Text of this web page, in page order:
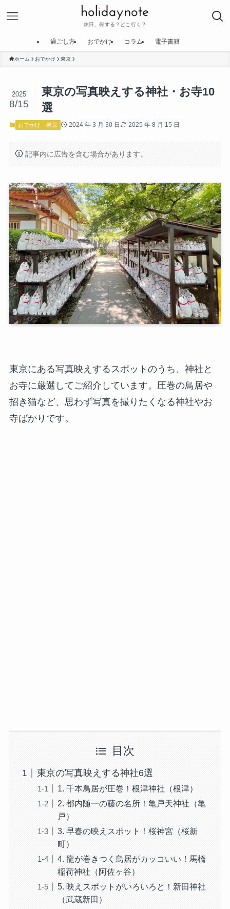
休日、何する？どこ行く？
過ごし方 おでかけ コラム 電子書籍
ホーム おでかけ 東京
東京の写真映えする神社・お寺10
選
2025
8/15
おでかけ 東京 2024 年 3 月 30 日 2025 年 8 月 15 日
記事内に広告を含む場合があります。
東京にある写真映えするスポットのうち、神社と
お寺に厳選してご紹介しています。圧巻の鳥居や
招き猫など、思わず写真を撮りたくなる神社やお
寺ばかりです。
目次
東京の写真映えする神社6選
1. 千本鳥居が圧巻！根津神社（根津）
2. 都内随一の藤の名所！亀戸天神社（亀
戸）
3. 早春の映えスポット！桜神宮（桜新
町）
4. 龍が巻きつく鳥居がカッコいい！馬橋
稲荷神社（阿佐ヶ谷）
5. 映えスポットがいろいろと！新田神社
（武蔵新田）